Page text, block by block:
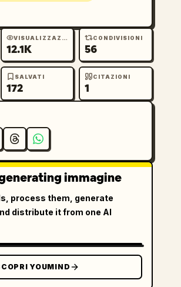
VISUALIZZAZIONI
12.1K
CONDIVISIONI
56
SALVATI
172
CITAZIONI
1
immagine
process them, generate
distribute it from one AI
YOUMIND